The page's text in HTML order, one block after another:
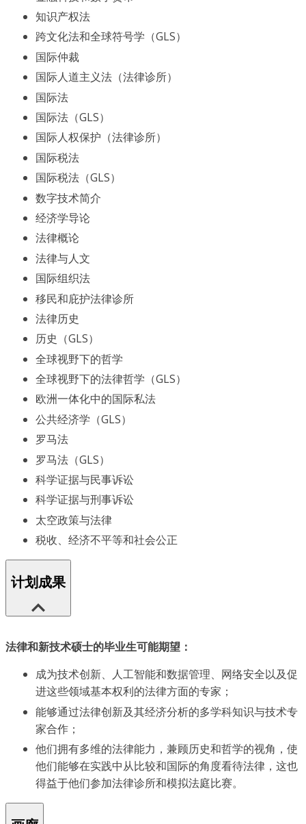
知识产权法
跨文化法和全球符号学（GLS）
国际仲裁
国际人道主义法（法律诊所）
国际法
国际法（GLS）
国际人权保护（法律诊所）
国际税法
国际税法（GLS）
数字技术简介
经济学导论
法律概论
法律与人文
国际组织法
移民和庇护法律诊所
法律历史
历史（GLS）
全球视野下的哲学
全球视野下的法律哲学（GLS）
欧洲一体化中的国际私法
公共经济学（GLS）
罗马法
罗马法（GLS）
科学证据与民事诉讼
科学证据与刑事诉讼
太空政策与法律
税收、经济不平等和社会公正
计划成果
法律和新技术硕士的毕业生可能期望：
成为技术创新、人工智能和数据管理、网络安全以及促
进这些领域基本权利的法律方面的专家；
能够通过法律创新及其经济分析的多学科知识与技术专
家合作；
他们拥有多维的法律能力，兼顾历史和哲学的视角，使
他们能够在实践中从比较和国际的角度看待法律，这也
得益于他们参加法律诊所和模拟法庭比赛。